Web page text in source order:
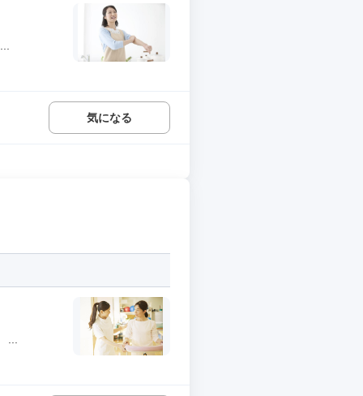
気になる